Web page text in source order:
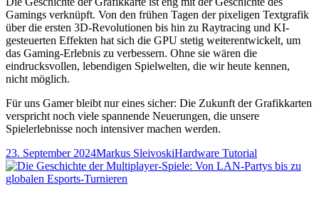
Gamings verknüpft. Von den frühen Tagen der pixeligen Textgrafik
über die ersten 3D-Revolutionen bis hin zu Raytracing und KI-
gesteuerten Effekten hat sich die GPU stetig weiterentwickelt, um
das Gaming-Erlebnis zu verbessern. Ohne sie wären die
eindrucksvollen, lebendigen Spielwelten, die wir heute kennen,
nicht möglich.
Für uns Gamer bleibt nur eines sicher: Die Zukunft der Grafikkarten
verspricht noch viele spannende Neuerungen, die unsere
Spielerlebnisse noch intensiver machen werden.
Veröffentlicht
am
23. September 2024Autor
Markus SleivoskiKategorien
Hardware Tutorial